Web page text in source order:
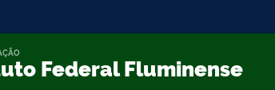
Federal Fluminense